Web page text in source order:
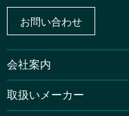
お問い合わせ
会社案内
取扱いメーカー